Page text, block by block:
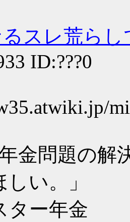
スレ荒らし
ID:???0
金問題の解
い。」
ター年金